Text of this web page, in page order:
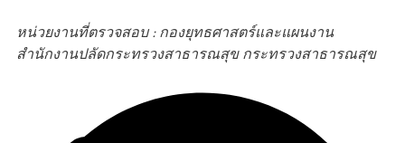
หน่วยงานที่ตรวจสอบ : กองยุทธศาสตร์และแผนงาน
สำนักงานปลัดกระทรวงสาธารณสุข กระทรวงสาธารณสุข